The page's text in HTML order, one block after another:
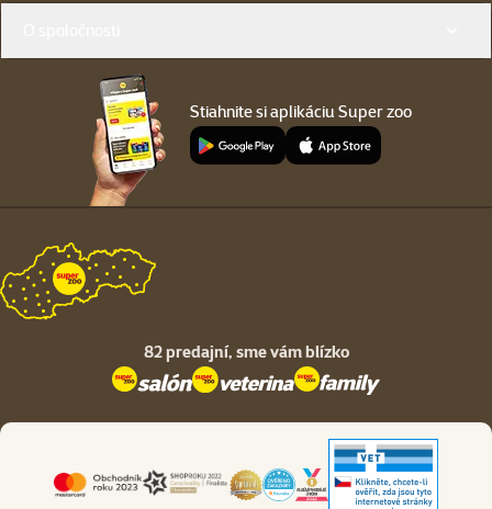
Stiahnite si aplikáciu Super zoo
82 predajní, sme vám blízko